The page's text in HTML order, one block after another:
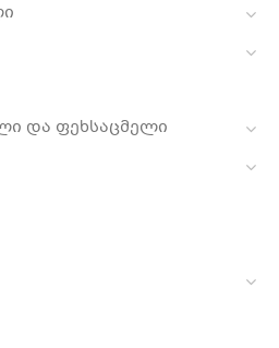
და ფეხსაცმელი